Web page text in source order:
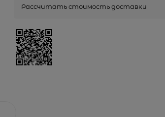
Рассчитать стоимость доставки